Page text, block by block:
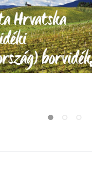
Hrvatska
borvidék